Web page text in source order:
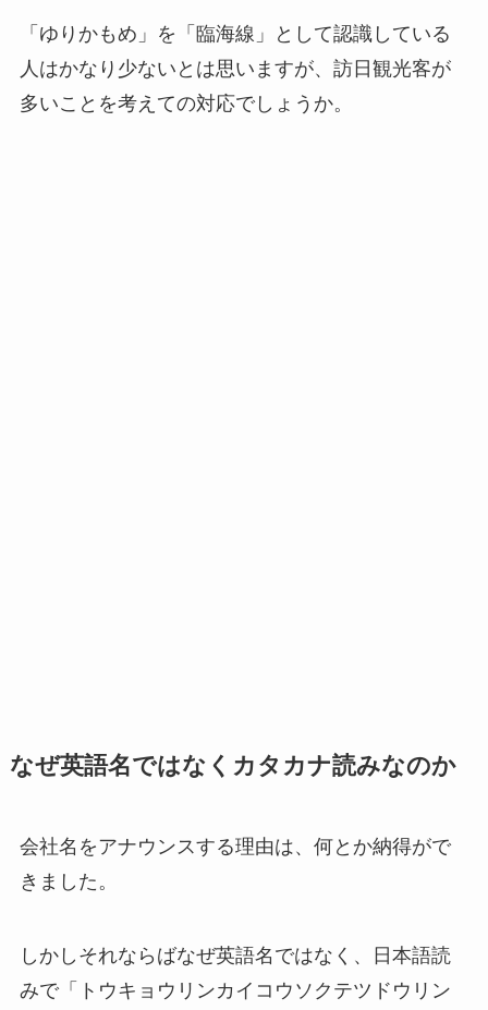
「ゆりかもめ」を「臨海線」として認識している
人はかなり少ないとは思いますが、訪日観光客が
多いことを考えての対応でしょうか。
なぜ英語名ではなくカタカナ読みなのか
会社名をアナウンスする理由は、何とか納得がで
きました。
しかしそれならばなぜ英語名ではなく、日本語読
みで「トウキョウリンカイコウソクテツドウリン